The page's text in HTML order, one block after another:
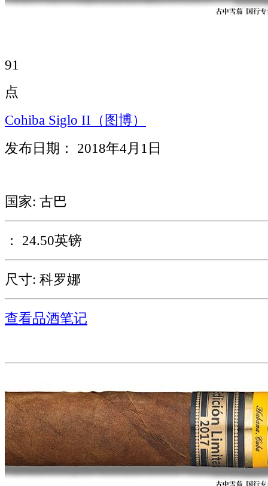
91
点
Cohiba Siglo II（图博）
发布日期： 2018年4月1日
国家: 古巴
： 24.50英镑
尺寸: 科罗娜
查看品酒笔记